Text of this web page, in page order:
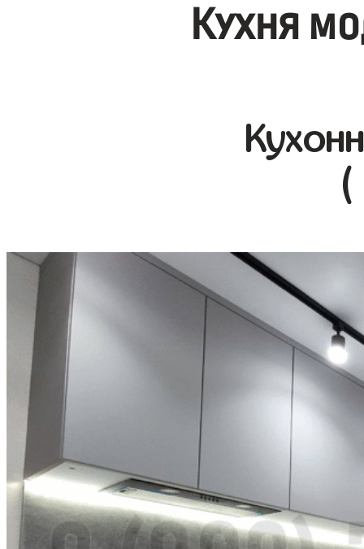
Кухня
(